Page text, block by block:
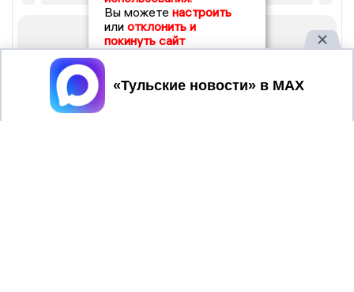
Вы можете настроить
или отклонить и
покинуть сайт
Принять